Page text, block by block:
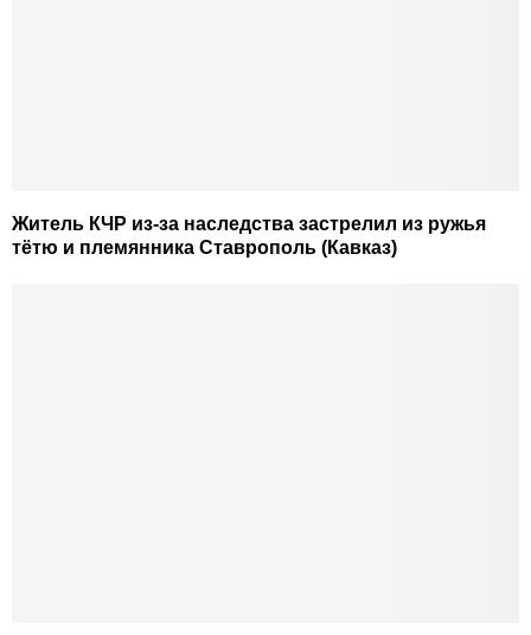
Житель КЧР из-за наследства застрелил из ружья
тётю и племянника Ставрополь (Кавказ)